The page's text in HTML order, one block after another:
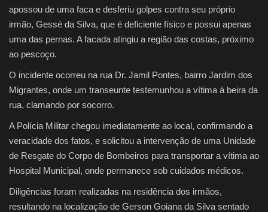
apossou de uma faca e desferiu golpes contra seu próprio
irmão, Gessé da Silva, que é deficiente físico e possui apenas
uma das pernas. A facada atingiu a região das costas, próximo
ao pescoço.
O incidente ocorreu na rua Dr. Jamil Pontes, bairro Jardim dos
Migrantes, onde um transeunte testemunhou a vítima à beira da
rua, clamando por socorro.
A Polícia Militar chegou imediatamente ao local, confirmando a
veracidade dos fatos, e solicitou a intervenção de uma Unidade
de Resgate do Corpo de Bombeiros para transportar a vítima ao
Hospital Municipal, onde permanece sob cuidados médicos.
Diligências foram realizadas na residência dos irmãos,
resultando na localização de Gerson Goiana da Silva sentado